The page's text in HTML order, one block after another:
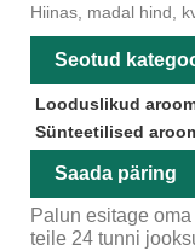
Hiinas, madal hind,
Seotud
Looduslikud
Sünteetilised
Saada päring
Palun esitage
teile 24 tunni